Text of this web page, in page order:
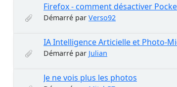
Firefox - comment désactiver
Démarré par Verso92
IA Intelligence Articielle et Photo-
Démarré par Julian
Je ne vois plus les photos